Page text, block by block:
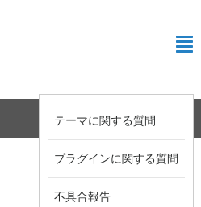
テーマに関する質問
プラグインに関する質問
不具合報告